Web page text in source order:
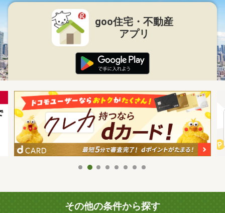
goo住宅・不動産
アプリ
その他の条件から探す